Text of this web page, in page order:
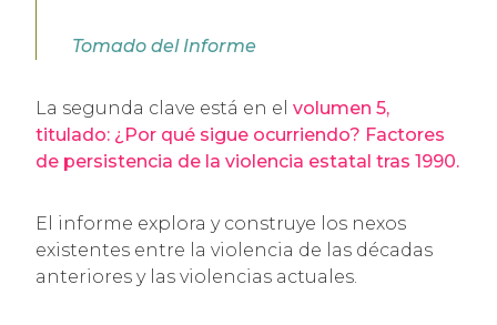
Tomado del Informe
La segunda clave está en el volumen 5,
titulado: ¿Por qué sigue ocurriendo? Factores
de persistencia de la violencia estatal tras 1990.
El informe explora y construye los nexos
existentes entre la violencia de las décadas
anteriores y las violencias actuales.